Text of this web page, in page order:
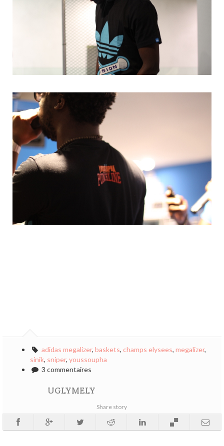
adidas megalizer, baskets, champs elysees, megalizer,
sinik, sniper, youssoupha
3 commentaires
UGLYMELY
Share story